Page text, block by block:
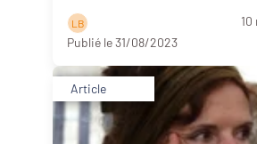
L B
Publié le 31/08/2023
Article